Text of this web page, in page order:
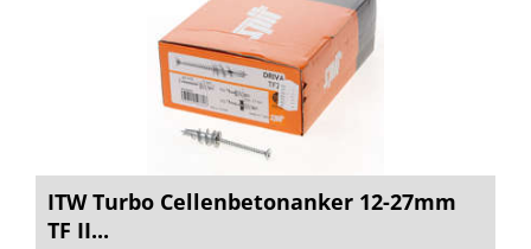
ITW Turbo Cellenbetonanker 12-27mm
TF II...